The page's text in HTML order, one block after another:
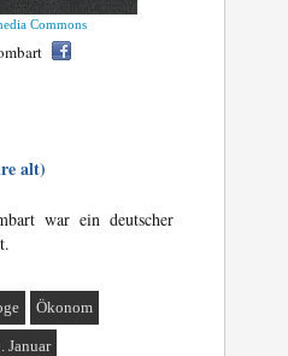
Commons
alt)
war ein deutscher
Ökonom
Januar